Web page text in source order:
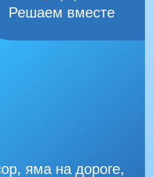
Решаем вместе
яма на дороге,